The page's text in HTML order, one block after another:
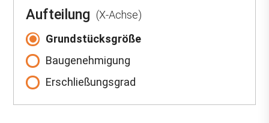
Aufteilung (X-Achse)
Grundstücksgröße
Baugenehmigung
Erschließungsgrad